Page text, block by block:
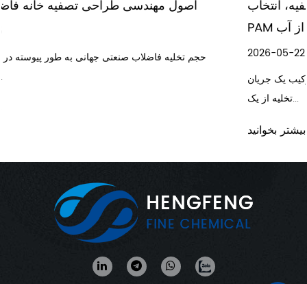
حجم
های فاضلاب معدن: روش های تصفیه، انتخاب
2026-05-22
معدنی فاضلاب یکسانی تولید نمی کنند. ترکیب یک جریان